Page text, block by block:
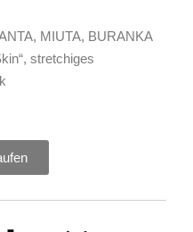
MIUTA, BURANKA
stretchiges